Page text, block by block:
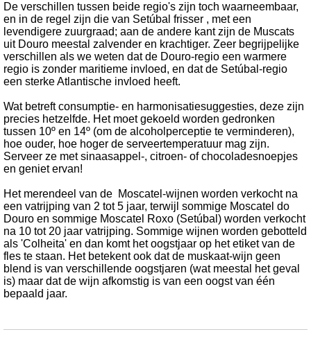
De verschillen tussen beide regio's zijn toch waarneembaar,
en in de regel zijn die van Setúbal frisser , met een
levendigere zuurgraad; aan de andere kant zijn de Muscats
uit Douro meestal zalvender en krachtiger. Zeer begrijpelijke
verschillen als we weten dat de Douro-regio een warmere
regio is zonder maritieme invloed, en dat de Setúbal-regio
een sterke Atlantische invloed heeft.
Wat betreft consumptie- en harmonisatiesuggesties, deze zijn
precies hetzelfde. Het moet gekoeld worden gedronken
tussen 10º en 14º (om de alcoholperceptie te verminderen),
hoe ouder, hoe hoger de serveertemperatuur mag zijn.
Serveer ze met sinaasappel-, citroen- of chocoladesnoepjes
en geniet ervan!
Het merendeel van de Moscatel-wijnen worden verkocht na
een vatrijping van 2 tot 5 jaar, terwijl sommige Moscatel do
Douro en sommige Moscatel Roxo (Setúbal) worden verkocht
na 10 tot 20 jaar vatrijping. Sommige wijnen worden gebotteld
als 'Colheita' en dan komt het oogstjaar op het etiket van de
fles te staan. Het betekent ook dat de muskaat-wijn geen
blend is van verschillende oogstjaren (wat meestal het geval
is) maar dat de wijn afkomstig is van een oogst van één
bepaald jaar.